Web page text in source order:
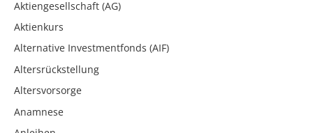
Aktiengesellschaft (AG)
Aktienkurs
Alternative Investmentfonds (AIF)
Altersrückstellung
Altersvorsorge
Anamnese